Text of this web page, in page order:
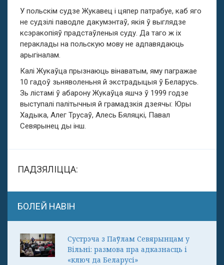
У польскім судзе Жукавец і цяпер патрабуе, каб яго
не судзілі паводле дакумэнтаў, якія ў выглядзе
ксэракопіяў прадстаўленыя суду. Да таго ж іх
пераклады на польскую мову не адпавядаюць
арыгіналам.
Калі Жукаўца прызнаюць вінаватым, яму пагражае
10 гадоў зьняволеньня й экстрадыцыя ў Беларусь.
Зь лістамі ў абарону Жукаўца яшчэ ў 1999 годзе
выступалі палітычныя й грамадзкія дзеячы: Юры
Хадыка, Алег Трусаў, Алесь Бяляцкі, Павал
Севярынец ды інш.
ПАДЗЯЛІЦЦА:
БОЛЕЙ НАВІН
Сустрэча з Паўлам Севярынцам у
Вільні: размова пра адказнасць і
«ключ да Беларусі»